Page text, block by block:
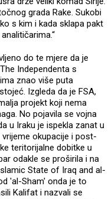
grada Rake. Sukobi
s kim i kada sklapa pakt
do te mjere da je
Independenta s
znao više puta
Izgleda da je FSA,
projekt koji nema
No pojavila se vojna
u Iraku je ispekla zanat u
okupacije i post-
teritorijalne dobitke u
odakle se proširila i na
State of Iraq and al-
'al-Sham' onda je to
Kalifat i nazvali se